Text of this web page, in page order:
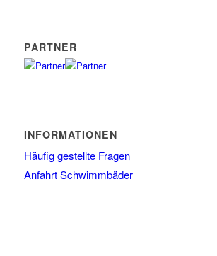
PARTNER
INFORMATIONEN
Häufig gestellte Fragen
Anfahrt Schwimmbäder